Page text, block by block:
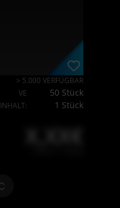
> 5.000 VERFÜGBAR
VE
50 Stück
INHALT: 1 Stück
X,XX€